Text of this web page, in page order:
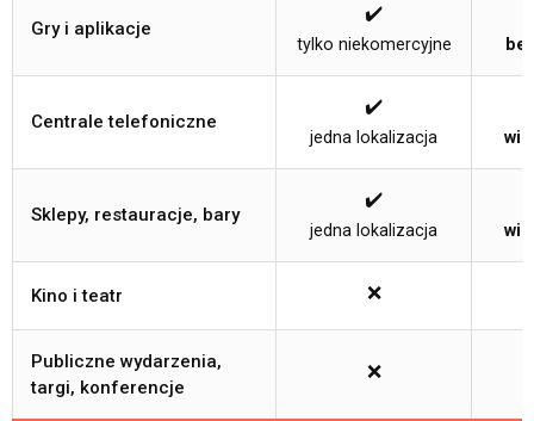
Gry i aplikacje
✔️
tylko niekomercyjne
Centrale telefoniczne
✔️
jedna lokalizacja
Sklepy, restauracje, bary
✔️
jedna lokalizacja
Kino i teatr ❌
Publiczne wydarzenia,
targi, konferencje
❌